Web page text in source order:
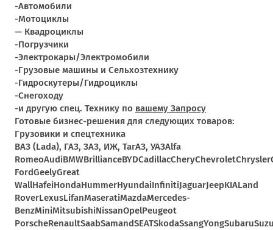
-Автомобили
-Мотоциклы
— Квадроциклы
-Погрузчики
-Электрокары/Электромобили
-Грузовые машины и Сельхозтехнику
-Гидроскутеры/Гидроциклы
-Снегоходу
-и другую спец. Технику по вашему Запросу
Готовые бизнес-решения для следующих товаров:
Грузовики и спецтехника
ВАЗ (Lada), ГАЗ, ЗАЗ, ИЖ, ТагАЗ, УАЗAlfa
RomeoAudiBMWBrillianceBYDCadillacCheryChevroletChrysler
FordGeelyGreat
WallHafeiHondaHummerHyundaiInfinitiJaguarJeepKIALand
RoverLexusLifanMaseratiMazdaMercedes-
BenzMiniMitsubishiNissanOpelPeugeot
PorscheRenaultSaabSamandSEATSkodaSsangYongSubaru